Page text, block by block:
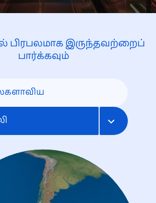
இருந்தவற்றைப்
பார்க்கவும்